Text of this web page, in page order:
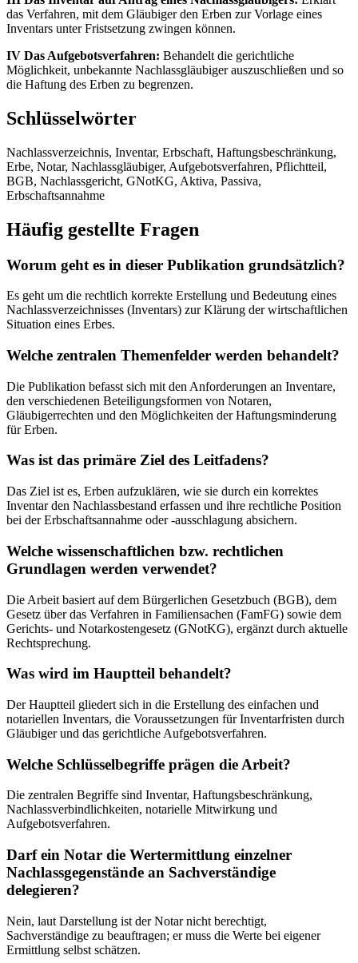
das Verfahren, mit dem Gläubiger den Erben zur Vorlage eines
Inventars unter Fristsetzung zwingen können.
IV Das Aufgebotsverfahren: Behandelt die gerichtliche
Möglichkeit, unbekannte Nachlassgläubiger auszuschließen und so
die Haftung des Erben zu begrenzen.
Schlüsselwörter
Nachlassverzeichnis, Inventar, Erbschaft, Haftungsbeschränkung,
Erbe, Notar, Nachlassgläubiger, Aufgebotsverfahren, Pflichtteil,
BGB, Nachlassgericht, GNotKG, Aktiva, Passiva,
Erbschaftsannahme
Häufig gestellte Fragen
Worum geht es in dieser Publikation grundsätzlich?
Es geht um die rechtlich korrekte Erstellung und Bedeutung eines
Nachlassverzeichnisses (Inventars) zur Klärung der wirtschaftlichen
Situation eines Erbes.
Welche zentralen Themenfelder werden behandelt?
Die Publikation befasst sich mit den Anforderungen an Inventare,
den verschiedenen Beteiligungsformen von Notaren,
Gläubigerrechten und den Möglichkeiten der Haftungsminderung
für Erben.
Was ist das primäre Ziel des Leitfadens?
Das Ziel ist es, Erben aufzuklären, wie sie durch ein korrektes
Inventar den Nachlassbestand erfassen und ihre rechtliche Position
bei der Erbschaftsannahme oder -ausschlagung absichern.
Welche wissenschaftlichen bzw. rechtlichen
Grundlagen werden verwendet?
Die Arbeit basiert auf dem Bürgerlichen Gesetzbuch (BGB), dem
Gesetz über das Verfahren in Familiensachen (FamFG) sowie dem
Gerichts- und Notarkostengesetz (GNotKG), ergänzt durch aktuelle
Rechtsprechung.
Was wird im Hauptteil behandelt?
Der Hauptteil gliedert sich in die Erstellung des einfachen und
notariellen Inventars, die Voraussetzungen für Inventarfristen durch
Gläubiger und das gerichtliche Aufgebotsverfahren.
Welche Schlüsselbegriffe prägen die Arbeit?
Die zentralen Begriffe sind Inventar, Haftungsbeschränkung,
Nachlassverbindlichkeiten, notarielle Mitwirkung und
Aufgebotsverfahren.
Darf ein Notar die Wertermittlung einzelner
Nachlassgegenstände an Sachverständige
delegieren?
Nein, laut Darstellung ist der Notar nicht berechtigt,
Sachverständige zu beauftragen; er muss die Werte bei eigener
Ermittlung selbst schätzen.